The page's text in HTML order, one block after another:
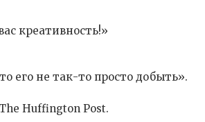
креативность!»
его не так-то просто добыть».
Huffington Post.